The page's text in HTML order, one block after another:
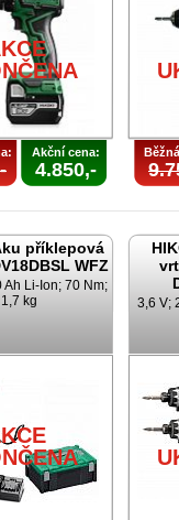
Akční cena:
4.850,-
příklepová
WFZ
Ah Li-Ion; 70 Nm;
1,7 kg
3,6 V;